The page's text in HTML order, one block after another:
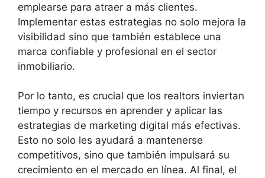
emplearse para atraer a más clientes.
Implementar estas estrategias no solo mejora la
visibilidad sino que también establece una
marca confiable y profesional en el sector
inmobiliario.
Por lo tanto, es crucial que los realtors inviertan
tiempo y recursos en aprender y aplicar las
estrategias de marketing digital más efectivas.
Esto no solo les ayudará a mantenerse
competitivos, sino que también impulsará su
crecimiento en el mercado en línea. Al final, el